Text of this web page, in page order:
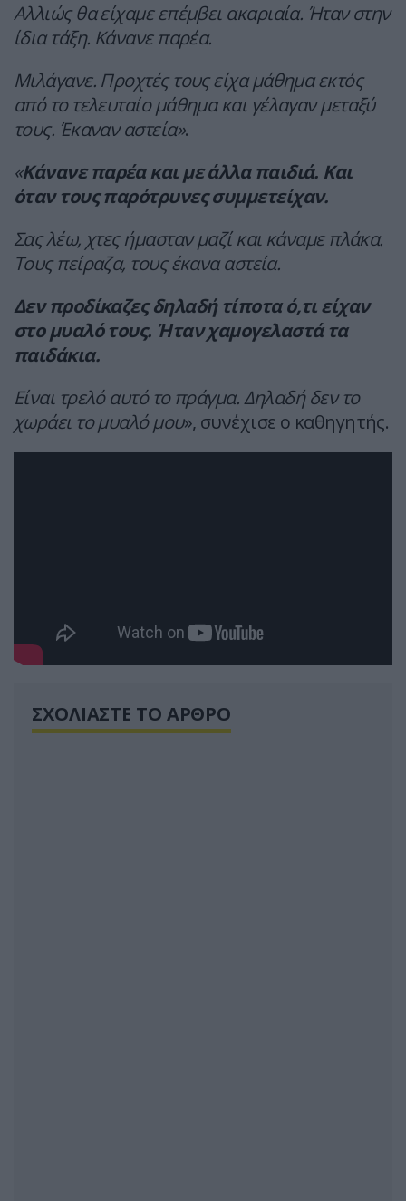
Αλλιώς θα είχαμε επέμβει ακαριαία. Ήταν στην
ίδια τάξη. Κάνανε παρέα.
Μιλάγανε. Προχτές τους είχα μάθημα εκτός
από το τελευταίο μάθημα και γέλαγαν μεταξύ
τους. Έκαναν αστεία».
«Κάνανε παρέα και με άλλα παιδιά. Και
όταν τους παρότρυνες συμμετείχαν.
Σας λέω, χτες ήμασταν μαζί και κάναμε πλάκα.
Τους πείραζα, τους έκανα αστεία.
Δεν προδίκαζες δηλαδή τίποτα ό,τι είχαν
στο μυαλό τους. Ήταν χαμογελαστά τα
παιδάκια.
Είναι τρελό αυτό το πράγμα. Δηλαδή δεν το
χωράει το μυαλό μου», συνέχισε ο καθηγητής.
ΣΧΟΛΙΑΣΤΕ ΤΟ ΑΡΘΡΟ